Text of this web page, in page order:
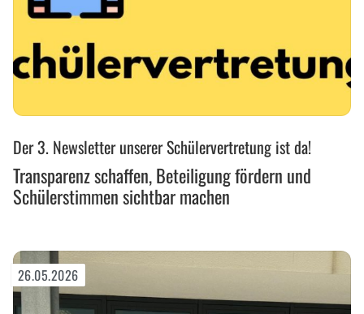
schaffen,
fördern
und
machen
Der 3. Newsletter unserer Schülervertretung ist da!
Transparenz schaffen, Beteiligung fördern und
Schülerstimmen sichtbar machen
26.05.2026